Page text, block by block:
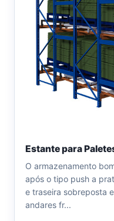
Estante para
O armazenamento
após o tipo push a
e traseira sobreposta
andares fr...